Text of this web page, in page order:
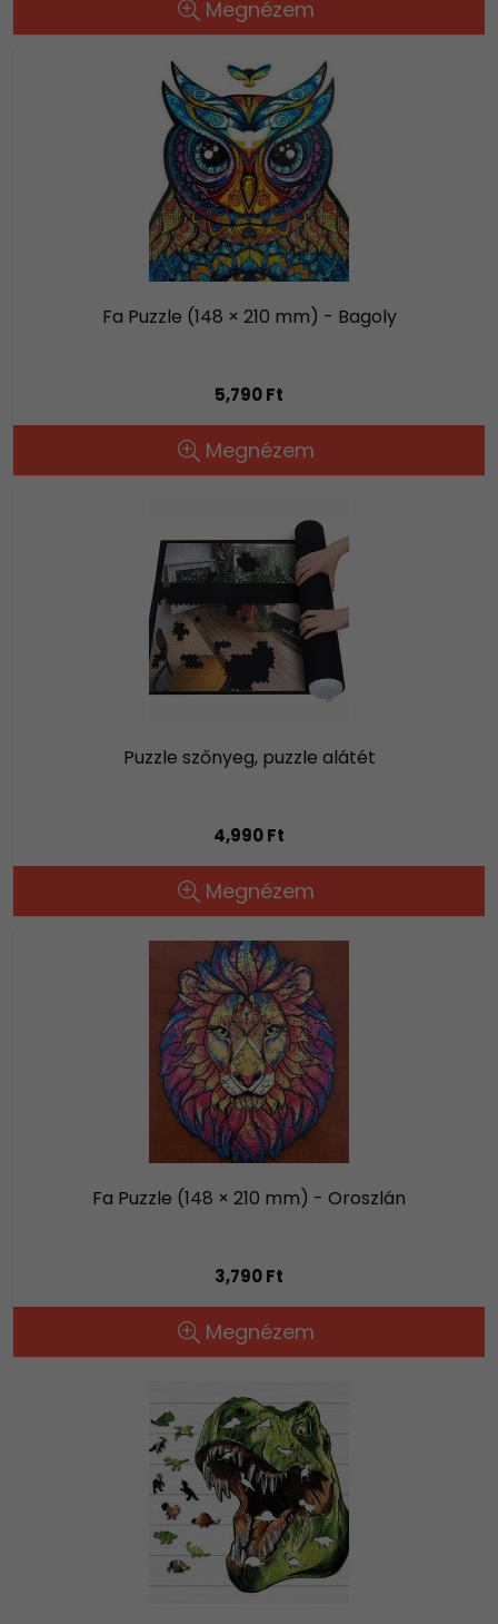
Megnézem
Fa Puzzle (148 × 210 mm) - Bagoly
5,790 Ft
Megnézem
Puzzle szőnyeg, puzzle alátét
4,990 Ft
Megnézem
Fa Puzzle (148 × 210 mm) - Oroszlán
3,790 Ft
Megnézem